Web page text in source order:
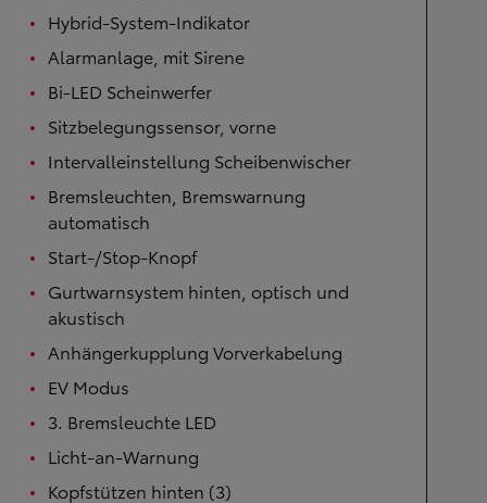
Hybrid-System-Indikator
Alarmanlage, mit Sirene
Bi-LED Scheinwerfer
Sitzbelegungssensor, vorne
Intervalleinstellung Scheibenwischer
Bremsleuchten, Bremswarnung
automatisch
Start-/Stop-Knopf
Gurtwarnsystem hinten, optisch und
akustisch
Anhängerkupplung Vorverkabelung
EV Modus
3. Bremsleuchte LED
Licht-an-Warnung
Kopfstützen hinten (3)